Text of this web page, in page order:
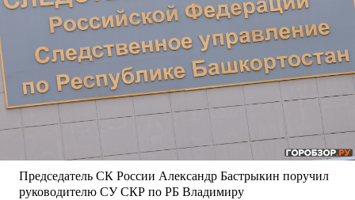
Председатель СК России Александр Бастрыкин поручил
руководителю СУ СКР по РБ Владимиру